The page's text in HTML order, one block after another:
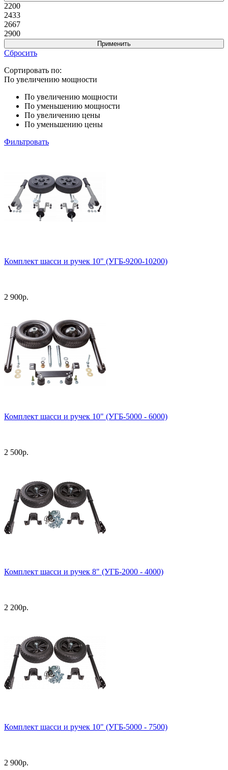
2200
2433
2667
2900
Сбросить
Сортировать по:
По увеличению мощности
По увеличению мощности
По уменьшению мощности
По увеличению цены
По уменьшению цены
Фильтровать
Комплект шасси и ручек 10" (УГБ-9200-10200)
2 900р.
Комплект шасси и ручек 10" (УГБ-5000 - 6000)
2 500р.
Комплект шасси и ручек 8" (УГБ-2000 - 4000)
2 200р.
Комплект шасси и ручек 10" (УГБ-5000 - 7500)
2 900р.